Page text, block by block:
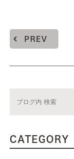
PREV
CATEGORY